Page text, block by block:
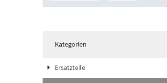
Kategorien
Ersatzteile